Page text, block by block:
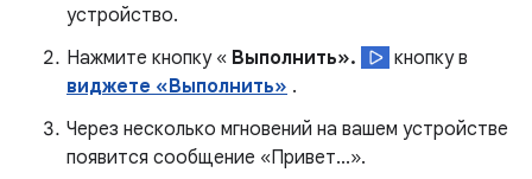
устройство.
Нажмите кнопку « Выполнить».
кнопку в
виджете «Выполнить» .
Через несколько мгновений на вашем устройстве
появится сообщение «Привет...».